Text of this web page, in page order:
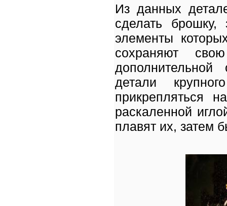
Из данных
сделать
элементы
сохраняют
детали
прикрепляться
раскаленной
плавят их, затем